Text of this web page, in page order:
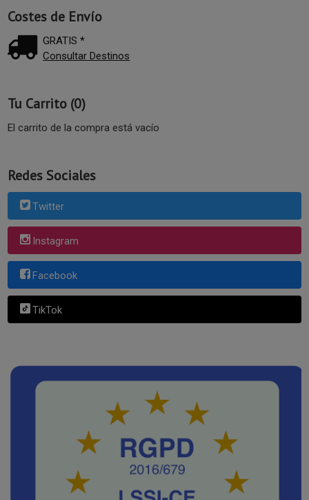
Costes de Envío
GRATIS *
Consultar Destinos
Tu Carrito (0)
El carrito de la compra está vacío
Redes Sociales
Twitter
Instagram
Facebook
TikTok